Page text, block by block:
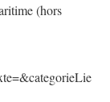
(hors